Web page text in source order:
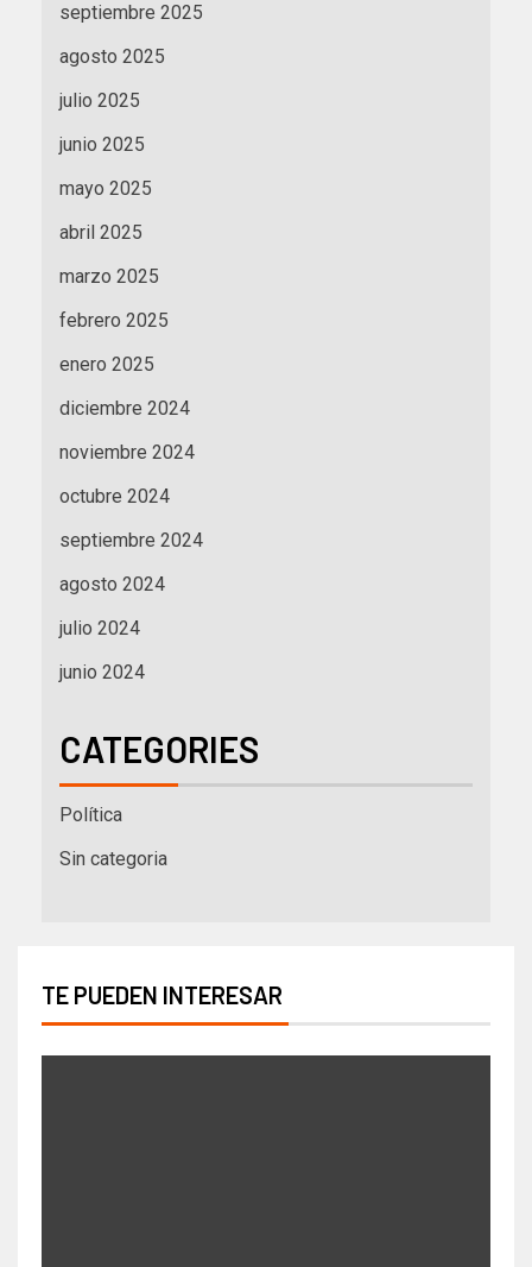
septiembre 2025
agosto 2025
julio 2025
junio 2025
mayo 2025
abril 2025
marzo 2025
febrero 2025
enero 2025
diciembre 2024
noviembre 2024
octubre 2024
septiembre 2024
agosto 2024
julio 2024
junio 2024
CATEGORIES
Política
Sin categoria
TE PUEDEN INTERESAR